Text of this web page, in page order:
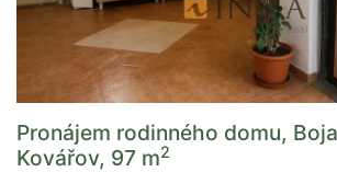
Pronájem rodinného domu,
Kovářov, 97 m2